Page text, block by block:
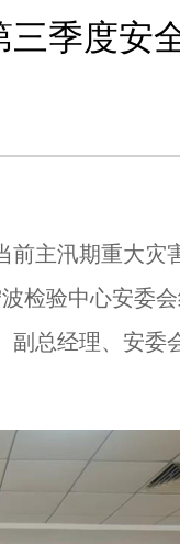
季度安
主汛期重大灾
检验中心安委
总经理、安委